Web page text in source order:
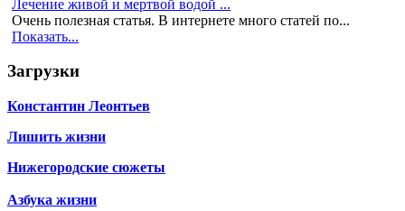
Лечение живой и мертвой водой ...
Очень полезная статья. В интернете много статей по...
Показать...
Загрузки
Константин Леонтьев
Лишить жизни
Нижегородские сюжеты
Азбука жизни